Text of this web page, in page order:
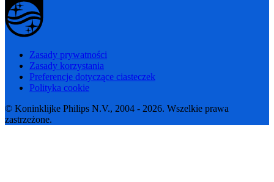
Zasady prywatności
Zasady korzystania
Preferencje dotyczące ciasteczek
Polityka cookie
© Koninklijke Philips N.V., 2004 - 2026. Wszelkie prawa
zastrzeżone.